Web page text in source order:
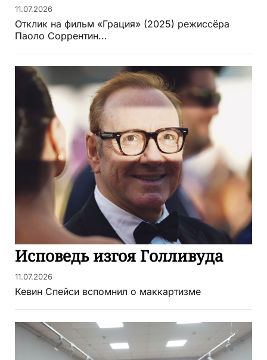
11.07.2026
Отклик на фильм «Грация» (2025) режиссёра
Паоло Соррентин...
Исповедь изгоя Голливуда
11.07.2026
Кевин Спейси вспомнил о маккартизме